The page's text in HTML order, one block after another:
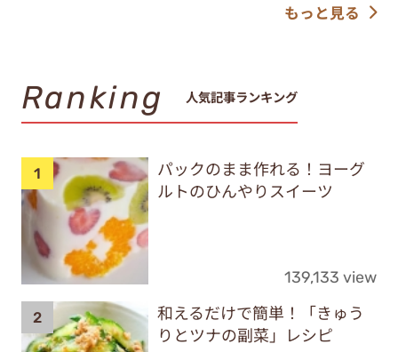
もっと見る
Ranking 人気記事ランキング
パックのまま作れる！ヨーグ
ルトのひんやりスイーツ
139,133 view
和えるだけで簡単！「きゅう
りとツナの副菜」レシピ